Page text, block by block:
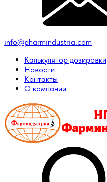
info@pharmindustria.com
Калькулятор дозировки
Новости
Контакты
О компании